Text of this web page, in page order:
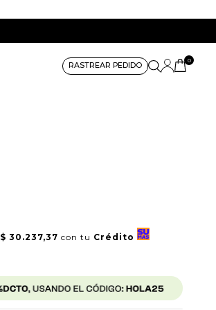
RASTREAR PEDIDO
0
$ 30.237,37 con tu Crédito